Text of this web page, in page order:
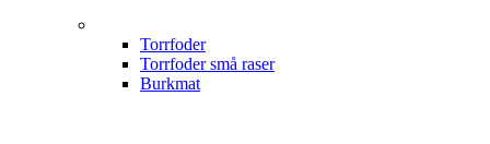
Torrfoder
Torrfoder små raser
Burkmat